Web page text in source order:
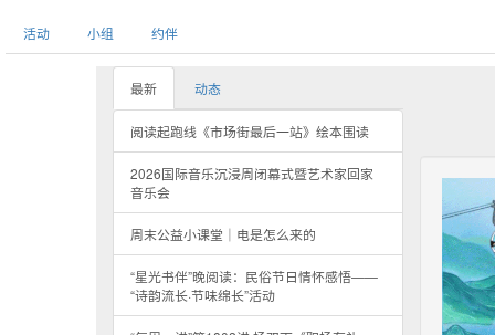
活动 小组 约伴
最新 动态
阅读起跑线《市场街最后一站》绘本围读
2026国际音乐沉浸周闭幕式暨艺术家回家
音乐会
周末公益小课堂｜电是怎么来的
“星光书伴”晚阅读：民俗节日情怀感悟——
“诗韵流长·节味绵长”活动